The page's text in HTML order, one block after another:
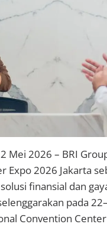
Mei 2026 – BRI
Expo 2026 Jakarta
finansial dan
pada
Convention Center